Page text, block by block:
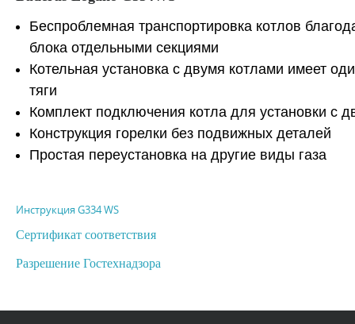
Беспроблемная транспортировка котлов
блока отдельными секциями
Котельная установка с двумя котлами имеет
тяги
Комплект подключения котла для установки с
Конструкция горелки без подвижных деталей
Простая переустановка на другие виды газа
Инструкция G334 WS
Сертификат соответствия
Разрешение Гостехнадзора